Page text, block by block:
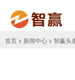
首页 > 新闻中心 > 智赢头